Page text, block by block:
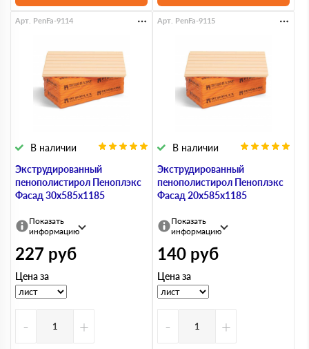
Экструдированный
пенополистирол Пеноплэкс
Фасад 30х585х1185
В наличии
Арт. PenFa-9114
Показать
информацию
227 руб
Цена за
- +
Экструдированный
пенополистирол Пеноплэкс
Фасад 20х585х1185
В наличии
Арт. PenFa-9115
Показать
информацию
140 руб
Цена за
- +